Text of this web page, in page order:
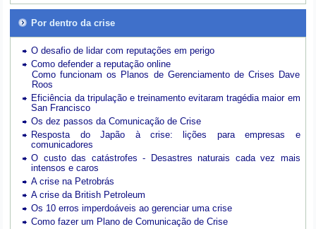
Por dentro da crise
O desafio de lidar com reputações em perigo
Como defender a reputação online
Como funcionam os Planos de Gerenciamento de Crises Dave
Roos
Eficiência da tripulação e treinamento evitaram tragédia maior em
San Francisco
Os dez passos da Comunicação de Crise
Resposta do Japão à crise: lições para empresas e
comunicadores
O custo das catástrofes -
Desastres naturais cada vez mais
intensos e caros
A crise na Petrobrás
A crise da British Petroleum
Os 10 erros imperdoáveis ao gerenciar uma crise
Como fazer um Plano de Comunicação de Crise